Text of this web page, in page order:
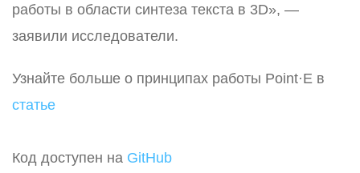
работы в области синтеза текста в 3D», —
заявили исследователи.
Узнайте больше о принципах работы Point·E в
статье
Код доступен на GitHub